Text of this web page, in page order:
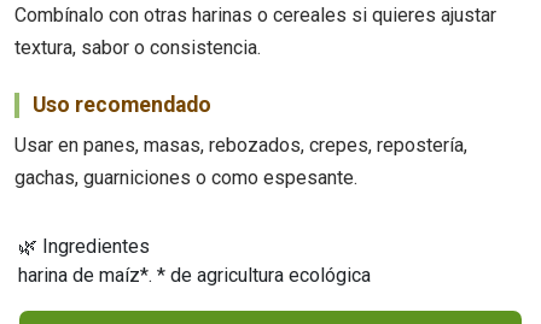
Combínalo con otras harinas o cereales si quieres ajustar
textura, sabor o consistencia.
Uso recomendado
Usar en panes, masas, rebozados, crepes, repostería,
gachas, guarniciones o como espesante.
🌿 Ingredientes
harina de maíz*. * de agricultura ecológica